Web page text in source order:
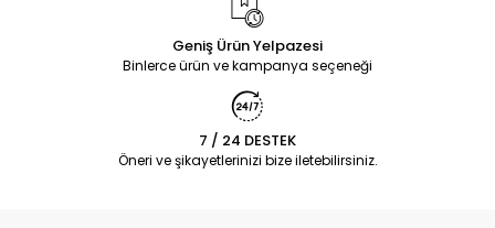
Geniş Ürün Yelpazesi
Binlerce ürün ve kampanya seçeneği
7 / 24 DESTEK
Öneri ve şikayetlerinizi bize iletebilirsiniz.